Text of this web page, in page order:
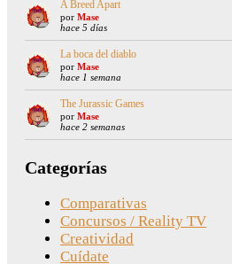
A Breed Apart
por Mase
hace 5 días
La boca del diablo
por Mase
hace 1 semana
The Jurassic Games
por Mase
hace 2 semanas
Categorías
Comparativas
Concursos / Reality TV
Creatividad
Cuídate